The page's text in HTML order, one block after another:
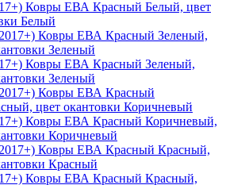
Ковры ЕВА Красный Белый, цвет
Белый
Ковры ЕВА Красный Зеленый,
Зеленый
Ковры ЕВА Красный Коричневый,
Коричневый
Ковры ЕВА Красный Красный,